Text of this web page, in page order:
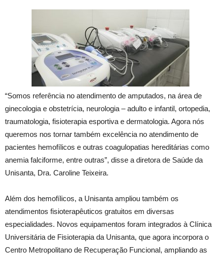
“Somos referência no atendimento de amputados, na área de
ginecologia e obstetrícia, neurologia – adulto e infantil, ortopedia,
traumatologia, fisioterapia esportiva e dermatologia. Agora nós
queremos nos tornar também excelência no atendimento de
pacientes hemofílicos e outras coagulopatias hereditárias como
anemia falciforme, entre outras”, disse a diretora de Saúde da
Unisanta, Dra. Caroline Teixeira.
Além dos hemofílicos, a Unisanta ampliou também os
atendimentos fisioterapêuticos gratuitos em diversas
especialidades. Novos equipamentos foram integrados à Clínica
Universitária de Fisioterapia da Unisanta, que agora incorpora o
Centro Metropolitano de Recuperação Funcional, ampliando as